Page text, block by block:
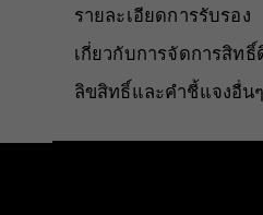
รายละเอียดการรับรอง
เกี่ยวกับการจัดการสิท
ลิขสิทธิ์และคำชี้แจงอื่นๆ